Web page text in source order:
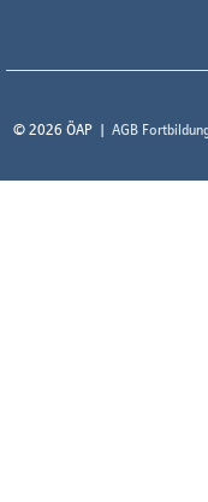
© 2026 ÖAP AGB